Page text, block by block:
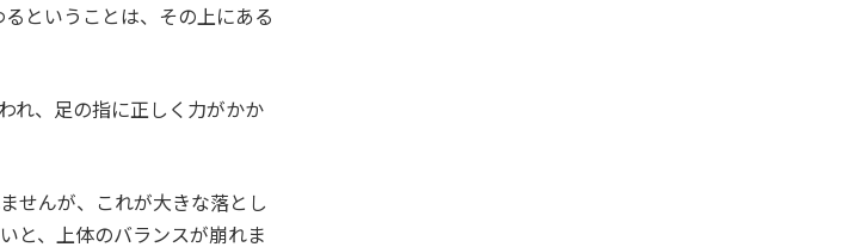
ということは、その上にある
れ、足の指に正しく力がかか
せんが、これが大きな落とし
と、上体のバランスが崩れま